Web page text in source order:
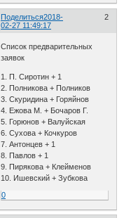
Поделиться 2
2018-
02-27 11:49:17
Список предварительных
заявок
1. П. Сиротин + 1
2. Полникова + Полников
3. Скуридина + Горяйнов
4. Ежова М. + Бочаров Г.
5. Горюнов + Валуйская
6. Сухова + Кочкуров
7. Антонцев + 1
8. Павлов + 1
9. Пирякова + Клейменов
10. Ишевский + Зубкова
0